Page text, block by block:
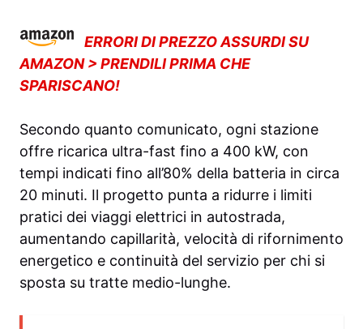
ERRORI DI PREZZO ASSURDI SU
AMAZON > PRENDILI PRIMA CHE
SPARISCANO!
Secondo quanto comunicato, ogni stazione
offre ricarica ultra-fast fino a 400 kW, con
tempi indicati fino all’80% della batteria in circa
20 minuti. Il progetto punta a ridurre i limiti
pratici dei viaggi elettrici in autostrada,
aumentando capillarità, velocità di rifornimento
energetico e continuità del servizio per chi si
sposta su tratte medio-lunghe.